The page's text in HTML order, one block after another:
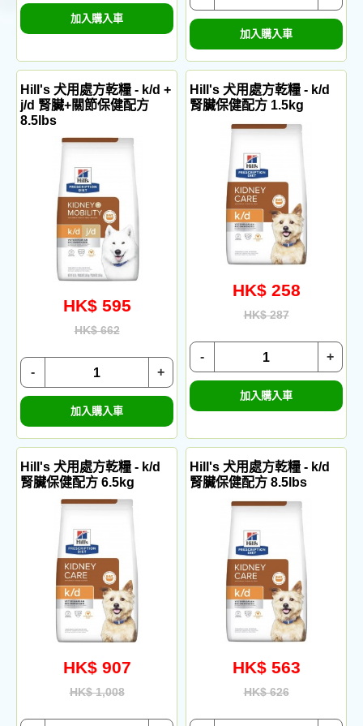
加入購入車
加入購入車
Hill's 犬用處方乾糧 - k/d +
j/d 腎臟+關節保健配方
8.5lbs
HK$ 595
HK$ 662
+
-
加入購入車
Hill's 犬用處方乾糧 - k/d
腎臟保健配方 1.5kg
HK$ 258
HK$ 287
+
-
加入購入車
Hill's 犬用處方乾糧 - k/d
腎臟保健配方 6.5kg
HK$ 907
HK$ 1,008
Hill's 犬用處方乾糧 - k/d
腎臟保健配方 8.5lbs
HK$ 563
HK$ 626